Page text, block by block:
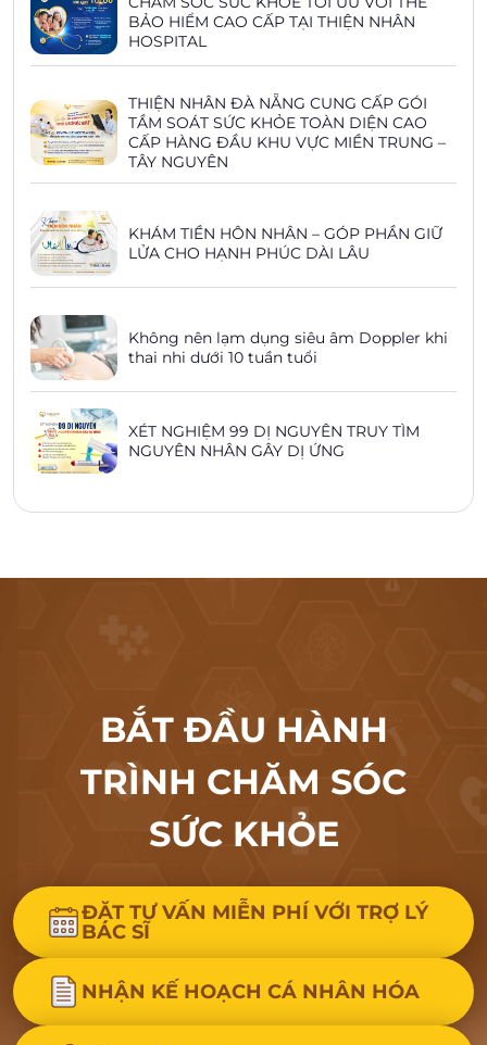
BẢO HIỂM CAO CẤP TẠI THIỆN NHÂN
HOSPITAL
THIỆN NHÂN ĐÀ NẴNG CUNG CẤP GÓI
TẦM SOÁT SỨC KHỎE TOÀN DIỆN CAO
CẤP HÀNG ĐẦU KHU VỰC MIỀN TRUNG –
TÂY NGUYÊN
KHÁM TIỀN HÔN NHÂN – GÓP PHẦN GIỮ
LỬA CHO HẠNH PHÚC DÀI LÂU
Không nên lạm dụng siêu âm Doppler khi
thai nhi dưới 10 tuần tuổi
XÉT NGHIỆM 99 DỊ NGUYÊN TRUY TÌM
NGUYÊN NHÂN GÂY DỊ ỨNG
BẮT ĐẦU HÀNH
TRÌNH CHĂM SÓC
SỨC KHỎE
ĐẶT TƯ VẤN MIỄN PHÍ VỚI TRỢ LÝ
BÁC SĨ
NHẬN KẾ HOẠCH CÁ NHÂN HÓA